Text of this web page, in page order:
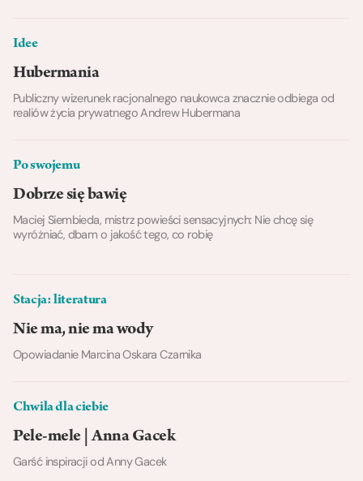
Idee
Hubermania
Publiczny wizerunek racjonalnego naukowca znacznie odbiega od
realiów życia prywatnego Andrew Hubermana
Po swojemu
Dobrze się bawię
Maciej Siembieda, mistrz powieści sensacyjnych: Nie chcę się
wyróżniać, dbam o jakość tego, co robię
Stacja: literatura
Nie ma, nie ma wody
Opowiadanie Marcina Oskara Czarnika
Chwila dla ciebie
Pele-mele | Anna Gacek
Garść inspiracji od Anny Gacek